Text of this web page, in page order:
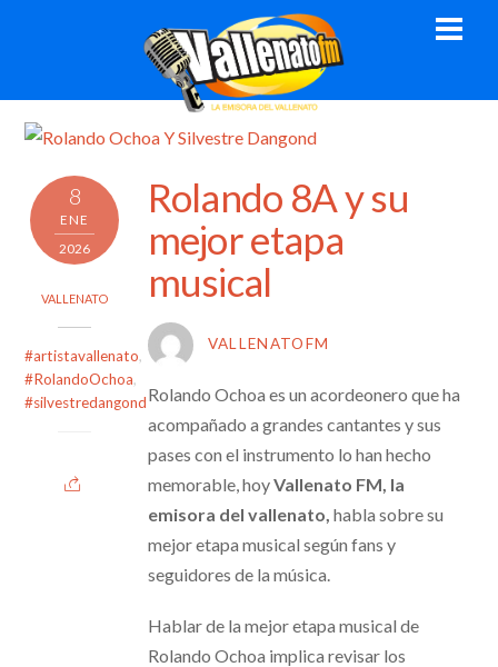
8
ENE
2026
VALLENATO
#artistavallenato,
#RolandoOchoa,
#silvestredangond
Rolando 8A y su
mejor etapa
musical
VALLENATOFM
Rolando Ochoa es un acordeonero que ha
acompañado a grandes cantantes y sus
pases con el instrumento lo han hecho
memorable, hoyVallenato FM, la
emisora del vallenato, habla sobre su
mejor etapa musical según fans y
seguidores de la música.
Hablar de la mejor etapa musical de
Rolando Ochoa implica revisar los